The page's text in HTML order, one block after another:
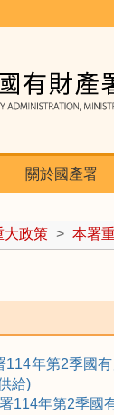
關於國產署
大政策 > 本署
114年第2季國
給)
114年第2季國